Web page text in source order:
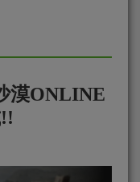
漠ONLINE